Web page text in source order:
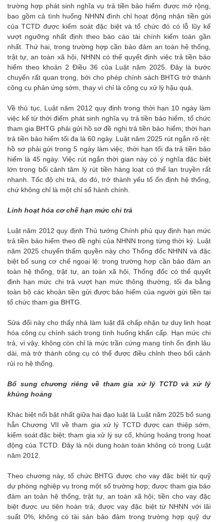
trường hợp phát sinh nghĩa vụ trả tiền bảo hiểm được mở rộng,
bao gồm cả tình huống NHNN đình chỉ hoạt động nhận tiền gửi
của TCTD được kiểm soát đặc biệt và tổ chức đó có lỗ lũy kế
vượt ngưỡng nhất định theo báo cáo tài chính kiểm toán gần
nhất. Thứ hai, trong trường hợp cần bảo đảm an toàn hệ thống,
trật tự, an toàn xã hội, NHNN có thể quyết định việc trả tiền bảo
hiểm theo khoản 2 Điều 36 của Luật năm 2025. Đây là bước
chuyển rất quan trọng, bởi cho phép chính sách BHTG trở thành
công cụ phản ứng sớm, thay vì chỉ là công cụ xử lý hậu quả.
Về thủ tục, Luật năm 2012 quy định trong thời hạn 10 ngày làm
việc kể từ thời điểm phát sinh nghĩa vụ trả tiền bảo hiểm, tổ chức
tham gia BHTG phải gửi hồ sơ đề nghị trả tiền bảo hiểm; thời hạn
trả tiền bảo hiểm tối đa là 60 ngày. Luật năm 2025 rút ngắn rõ rệt:
hồ sơ phải gửi trong 5 ngày làm việc, thời hạn tối đa trả tiền bảo
hiểm là 45 ngày. Việc rút ngắn thời gian này có ý nghĩa đặc biệt
lớn trong bối cảnh tâm lý rút tiền hàng loạt có thể lan truyền rất
nhanh. Tốc độ chi trả, do đó, trở thành yếu tố ổn định hệ thống,
chứ không chỉ là một chỉ số hành chính.
Linh hoạt hóa cơ chế hạn mức chi trả
Luật năm 2012 quy định Thủ tướng Chính phủ quy định hạn mức
trả tiền bảo hiểm theo đề nghị của NHNN trong từng thời kỳ. Luật
năm 2025 chuyển thẩm quyền này cho Thống đốc NHNN và đặc
biệt bổ sung cơ chế ngoại lệ: trong trường hợp cần bảo đảm an
toàn hệ thống, trật tự, an toàn xã hội, Thống đốc có thể quyết
định hạn mức chi trả vượt hạn mức thông thường, tối đa bằng
toàn bộ các khoản tiền gửi được bảo hiểm của người gửi tiền tại
tổ chức tham gia BHTG.
Sửa đổi này cho thấy nhà làm luật đã chấp nhận tư duy linh hoạt
hóa công cụ chính sách trong tình huống khẩn cấp. Hạn mức chi
trả, vì vậy, không còn chỉ là mức trần cứng mang tính ổn định lâu
dài, mà trở thành công cụ có thể được điều chỉnh theo bối cảnh
rủi ro hệ thống.
Bổ sung chương riêng về tham gia xử lý TCTD và xử lý
khủng hoảng
Khác biệt nổi bật nhất giữa hai đạo luật là Luật năm 2025 bổ sung
hẳn Chương VII về tham gia xử lý TCTD được can thiệp sớm,
kiểm soát đặc biệt; tham gia xử lý sự cố, khủng hoảng trong hoạt
động của TCTD. Đây là nội dung hoàn toàn không có trong Luật
năm 2012.
Theo chương này, tổ chức BHTG được cho vay đặc biệt từ quỹ
dự phòng nghiệp vụ trong một số trường hợp; được tham gia bảo
đảm an toàn hệ thống, trật tự, an toàn xã hội; tiền cho vay đặc
biệt được ưu tiên hoàn trả; được vay đặc biệt từ NHNN với lãi
suất 0%, không có tài sản bảo đảm trong trường hợp quỹ dự